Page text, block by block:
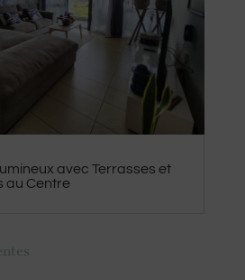
avec Terrasses et
au Centre